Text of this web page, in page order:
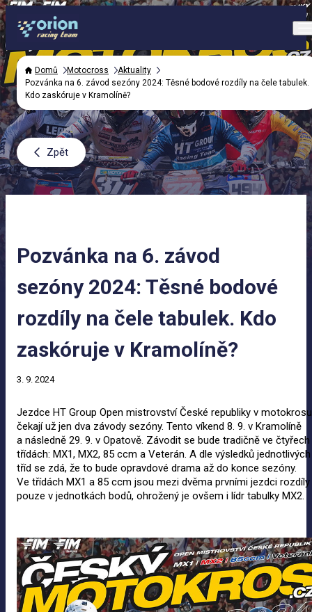
Domů Motocross
Aktuality
Pozvánka na 6. závod sezóny 2024: Těsné bodové rozdíly na čele tabulek.
Kdo zaskóruje v Kramolíně?
Zpět
Pozvánka na 6. závod
sezóny 2024: Těsné bodové
rozdíly na čele tabulek. Kdo
zaskóruje v Kramolíně?
3. 9. 2024
Jezdce HT Group Open mistrovství České republiky v motokrosu
čekají už jen dva závody sezóny. Tento víkend 8. 9. v Kramolíně
a následně 29. 9. v Opatově. Závodit se bude tradičně ve čtyřech
třídách: MX1, MX2, 85 ccm a Veterán. A dle výsledků jednotlivých
tříd se zdá, že to bude opravdové drama až do konce sezóny.
Ve třídách MX1 a 85 ccm jsou mezi dvěma prvními jezdci rozdíly
pouze v jednotkách bodů, ohrožený je ovšem i lídr tabulky MX2.